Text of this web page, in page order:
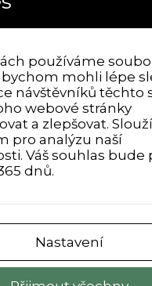
o svozu
komentáře
provozu 3. etapa
2.etapy znamená,
etapě je více změn,
provozu 3. etapa
stručně popsat, co
používáme
mohli lépe
návštěvníků těchto
webové stránky
a zlepšovat. Slouží
pro analýzu naší
Váš souhlas bude
dnů.
Nastavení